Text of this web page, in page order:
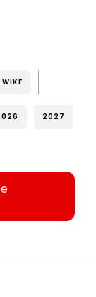
WIKF
2027